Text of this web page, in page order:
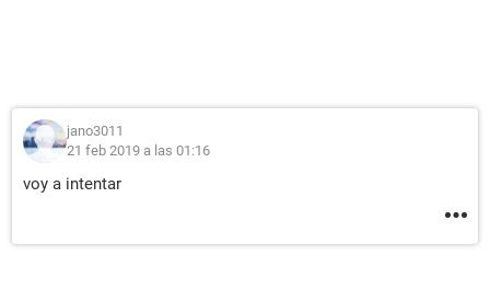
jano3011
21 feb 2019 a las 01:16
voy a intentar